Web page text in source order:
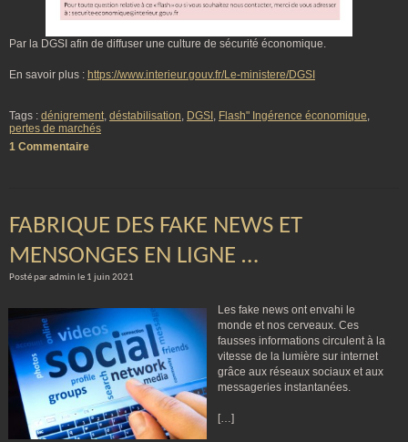
Par la DGSI afin de diffuser une culture de sécurité économique.
En savoir plus : https://www.interieur.gouv.fr/Le-ministere/DGSI
Tags : dénigrement, déstabilisation, DGSI , Flash" Ingérence économique,
pertes de marchés
1 Commentaire
FABRIQUE DES FAKE NEWS ET
MENSONGES EN LIGNE …
Posté par admin le 1 juin 2021
Les fake news ont envahi le
monde et nos cerveaux. Ces
fausses informations circulent à la
vitesse de la lumière sur internet
grâce aux réseaux sociaux et aux
messageries instantanées.
[…]